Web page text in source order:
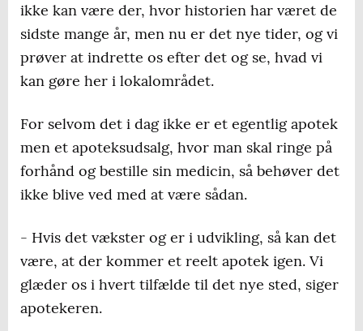
ikke kan være der, hvor historien har været de
sidste mange år, men nu er det nye tider, og vi
prøver at indrette os efter det og se, hvad vi
kan gøre her i lokalområdet.
For selvom det i dag ikke er et egentlig apotek
men et apoteksudsalg, hvor man skal ringe på
forhånd og bestille sin medicin, så behøver det
ikke blive ved med at være sådan.
- Hvis det vækster og er i udvikling, så kan det
være, at der kommer et reelt apotek igen. Vi
glæder os i hvert tilfælde til det nye sted, siger
apotekeren.